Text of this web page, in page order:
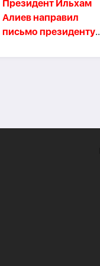
Президент Ильхам
Алиев направил
письмо президенту